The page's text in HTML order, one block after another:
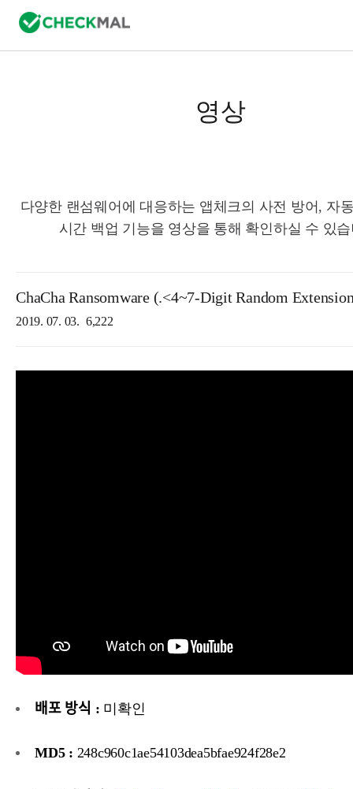
영상
다양한 랜섬웨어에 대응하는 앱체크의 사전 방어, 자
시간 백업 기능을 영상을 통해 확인하실 수 있
ChaCha Ransomware (.<4~7-Digit Random
2019. 07. 03. 6,222
배포 방식 : 미확인
MD5 : 248c960c1ae54103dea5bfae924f28e2